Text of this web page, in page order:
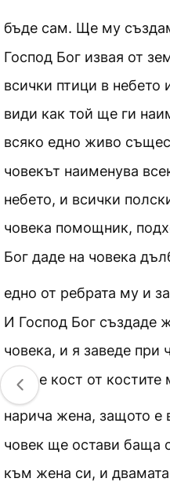
бъде сам. Ще му
Господ Бог извая от
всички птици в небето
види как той ще ги
всяко едно живо
човекът наименува
небето, и всички
човека помощник,
Бог даде на човека
едно от ребрата му и
И Господ Бог създаде
човека, и я заведе при
вече е кост от
нарича жена, защото е
човек ще остави баща
към жена си, и